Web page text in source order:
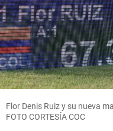
Flor Denis Ruiz y su nueva
FOTO CORTESÍA COC